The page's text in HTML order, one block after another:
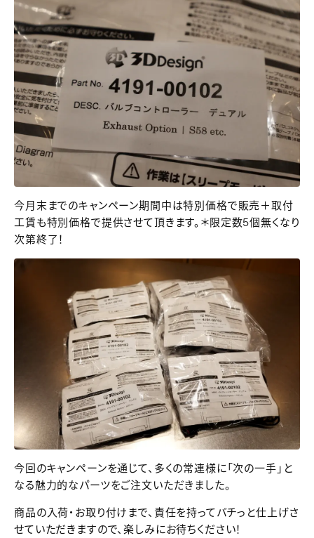
今月末までのキャンペーン期間中は特別価格で販売＋取付
工賃も特別価格で提供させて頂きます。＊限定数5個無くなり
次第終了！
今回のキャンペーンを通じて、多くの常連様に「次の一手」と
なる魅力的なパーツをご注文いただきました。
商品の入荷・お取り付けまで、責任を持ってバチっと仕上げさ
せていただきますので、楽しみにお待ちください！